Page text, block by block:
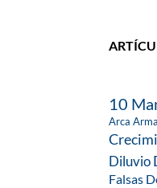
10
Arca
Diluvio
Falsas